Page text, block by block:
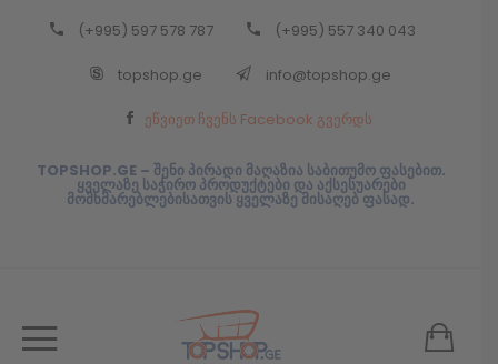
(+995) 597 578 787 (+995) 557 340 043
topshop.ge info@topshop.ge
ეწვიეთ ჩვენს Facebook გვერდს
TOPSHOP.GE – შენი პირადი მაღაზია საბითუმო ფასებით.
ყველაზე საჭირო პროდუქტები და აქსესუარები
მომხმარებლებისათვის ყველაზე მისაღებ ფასად.
Back